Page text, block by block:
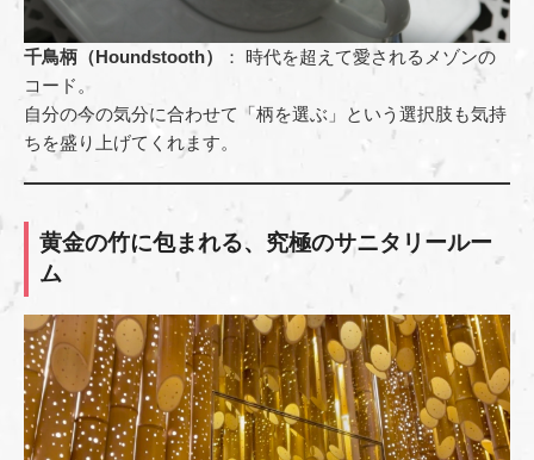
千鳥柄（Houndstooth）
： 時代を超えて愛されるメゾンの
コード。
自分の今の気分に合わせて「柄を選ぶ」という選択肢も気持
ちを盛り上げてくれます。
黄金の竹に包まれる、究極のサニタリールー
ム